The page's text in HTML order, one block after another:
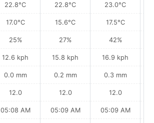
22.8°C
17.0°C
25%
12.6 kph
0.0 mm
12.0
05:08 AM
22.8°C
15.6°C
27%
15.8 kph
0.2 mm
12.0
05:09 AM
23.0°C
17.5°C
42%
16.9 kph
0.3 mm
12.0
05:09 AM